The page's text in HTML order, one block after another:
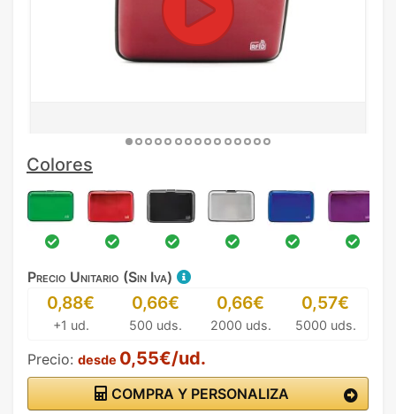
Colores
Precio Unitario (Sin Iva)
0,88€
+1 ud.
0,66€
500 uds.
0,66€
2000 uds.
0,57€
5000 uds.
Precio: desde 0,55€/ud.
COMPRA Y PERSONALIZA